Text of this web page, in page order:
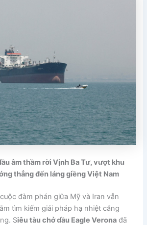
âm thầm rời Vịnh Ba Tư, vượt khu
thẳng đến láng giềng Việt Nam
đàm phán giữa Mỹ và Iran vẫn
tìm kiếm giải pháp hạ nhiệt căng
Siêu tàu chở dầu Eagle Verona đã